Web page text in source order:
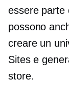
essere parte
possono
creare un
Sites e
store.